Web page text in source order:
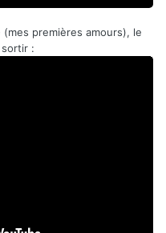
premières amours), le
: